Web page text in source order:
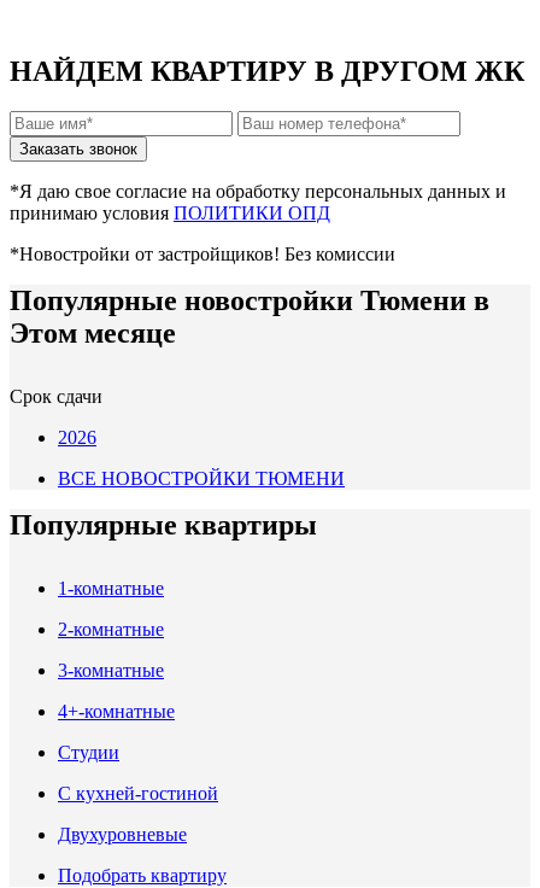
НАЙДЕМ КВАРТИРУ В ДРУГОМ ЖК
*Я даю свое согласие на обработку персональных данных и
принимаю условия ПОЛИТИКИ ОПД
*Новостройки от застройщиков! Без комиссии
Популярные новостройки Тюмени в
Этом месяце
Срок сдачи
2026
ВСЕ НОВОСТРОЙКИ ТЮМЕНИ
Популярные квартиры
1-комнатные
2-комнатные
3-комнатные
4+-комнатные
Студии
С кухней-гостиной
Двухуровневые
Подобрать квартиру